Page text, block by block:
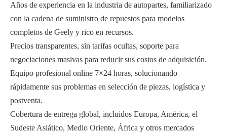
Años de experiencia en la industria de autopartes, familiarizado
con la cadena de suministro de repuestos para modelos
completos de Geely y rico en recursos.
Precios transparentes, sin tarifas ocultas, soporte para
negociaciones masivas para reducir sus costos de adquisición.
Equipo profesional online 7×24 horas, solucionando
rápidamente sus problemas en selección de piezas, logística y
postventa.
Cobertura de entrega global, incluidos Europa, América, el
Sudeste Asiático, Medio Oriente, África y otros mercados